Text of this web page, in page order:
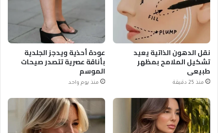
نقل الدهون الذاتية يعيد
تشكيل الملامح بمظهر
طبيعي
منذ 25 دقيقة
عودة أحذية ويدجز الجلدية
بأناقة عصرية تتصدر صيحات
الموسم
منذ يوم واحد